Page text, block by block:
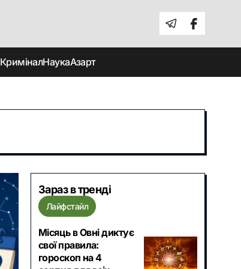
КриміналНаукаАзарт
Зараз в тренді
Лайфстайл
Місяць в Овні диктує
свої правила:
гороскоп на 4